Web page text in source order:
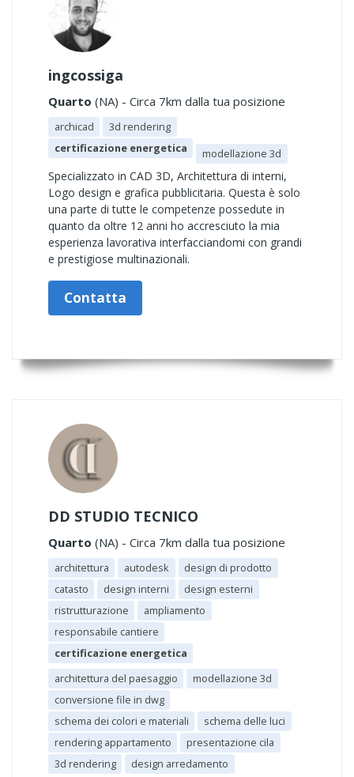
ingcossiga
Quarto (NA) - Circa 7km dalla tua posizione
archicad
3d rendering
certificazione energetica
modellazione 3d
Specializzato in CAD 3D, Architettura di interni,
Logo design e grafica pubblicitaria. Questa è solo
una parte di tutte le competenze possedute in
quanto da oltre 12 anni ho accresciuto la mia
esperienza lavorativa interfacciandomi con grandi
e prestigiose multinazionali.
Contatta
DD STUDIO TECNICO
Quarto (NA) - Circa 7km dalla tua posizione
architettura autodesk
design di prodotto
catasto
design interni
design esterni
ristrutturazione
ampliamento
responsabile cantiere
certificazione energetica
architettura del paesaggio
modellazione 3d
conversione file in dwg
schema dei colori e materiali
schema delle luci
rendering appartamento
presentazione cila
3d rendering
design arredamento